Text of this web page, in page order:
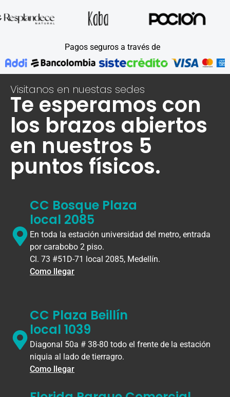
Pagos seguros a través de
Visitanos en nuestas sedes
Te esperamos con
los brazos abiertos
en nuestros 5
puntos físicos.
CC Bosque Plaza
local 2085
En toda la estación universidad del metro, entrada
por carabobo 2 piso.
Cl. 73 #51D-71 local 2085, Medellín.
Como llegar
CC Plaza Beillín
local 1039
Diagonal 50a # 38-80 todo el frente de la estación
niquia al lado de tierragro.
Como llegar